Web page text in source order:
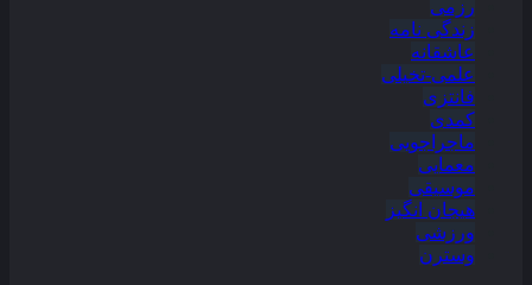
رزمی
زندگی نامه
عاشقانه
علمی-تخیلی
فانتزی
کمدی
ماجراجویی
معمایی
موسیقی
هیجان انگیز
ورزشی
وسترن